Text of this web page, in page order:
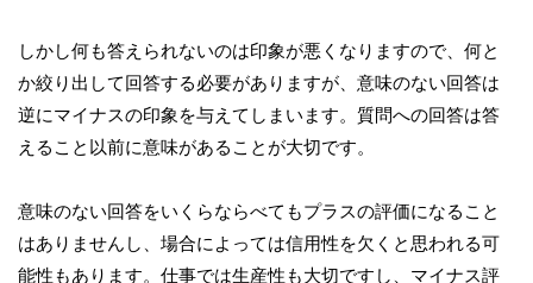
しかし何も答えられないのは印象が悪くなりますので、何と
か絞り出して回答する必要がありますが、意味のない回答は
逆にマイナスの印象を与えてしまいます。質問への回答は答
えること以前に意味があることが大切です。
意味のない回答をいくらならべてもプラスの評価になること
はありませんし、場合によっては信用性を欠くと思われる可
能性もあります。仕事では生産性も大切ですし、マイナス評